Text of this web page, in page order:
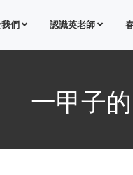
們 認識英老師
一甲子